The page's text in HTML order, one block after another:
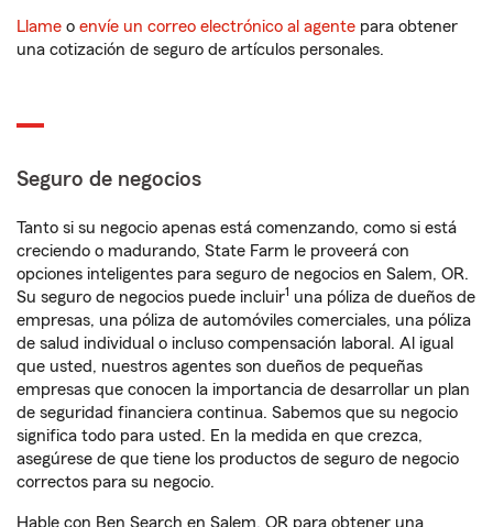
Llame o envíe un correo electrónico al agente para obtener
una cotización de seguro de artículos personales.
Seguro de negocios
Tanto si su negocio apenas está comenzando, como si está
creciendo o madurando, State Farm le proveerá con
opciones inteligentes para seguro de negocios en Salem, OR.
Su seguro de negocios puede incluir1 una póliza de dueños de
empresas, una póliza de automóviles comerciales, una póliza
de salud individual o incluso compensación laboral. Al igual
que usted, nuestros agentes son dueños de pequeñas
empresas que conocen la importancia de desarrollar un plan
de seguridad financiera continua. Sabemos que su negocio
significa todo para usted. En la medida en que crezca,
asegúrese de que tiene los productos de seguro de negocio
correctos para su negocio.
Hable con Ben Search en Salem, OR para obtener una